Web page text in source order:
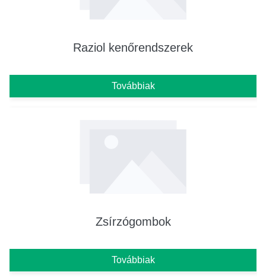
Raziol kenőrendszerek
Továbbiak
Zsírzógombok
Továbbiak